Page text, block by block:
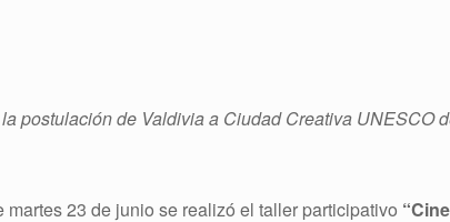
postulación de Valdivia a Ciudad Creativa UNESCO
23 de junio se realizó el taller participativo